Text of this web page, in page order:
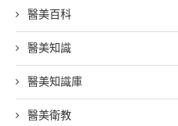
醫美百科
醫美知識
醫美知識庫
醫美衛教